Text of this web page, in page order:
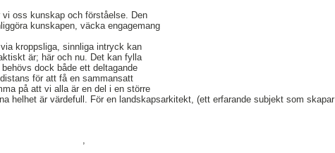
oss kunskap och förståelse. Den
kunskapen, väcka engagemang
kroppsliga, sinnliga intryck kan
är; här och nu. Det kan fylla
dock både ett deltagande
för att få en sammansatt
på att vi alla är en del i en större
helhet är värdefull. För en landskapsarkitekt, (ett erfarande subjekt som skapar